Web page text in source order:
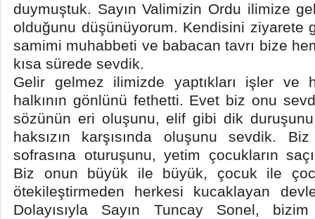
duymuştuk. Sayın Valimizin Ordu ilimize
olduğunu düşünüyorum. Kendisini ziyarete
samimi muhabbeti ve babacan tavrı bize
kısa sürede sevdik.
Gelir gelmez ilimizde yaptıkları işler ve
halkının gönlünü fethetti. Evet biz onu
sözünün eri oluşunu, elif gibi dik
haksızın karşısında oluşunu sevdik.
sofrasına oturuşunu, yetim çocukların
Biz onun büyük ile büyük, çocuk ile
ötekileştirmeden herkesi kucaklayan
Dolayısıyla Sayın Tuncay Sonel,